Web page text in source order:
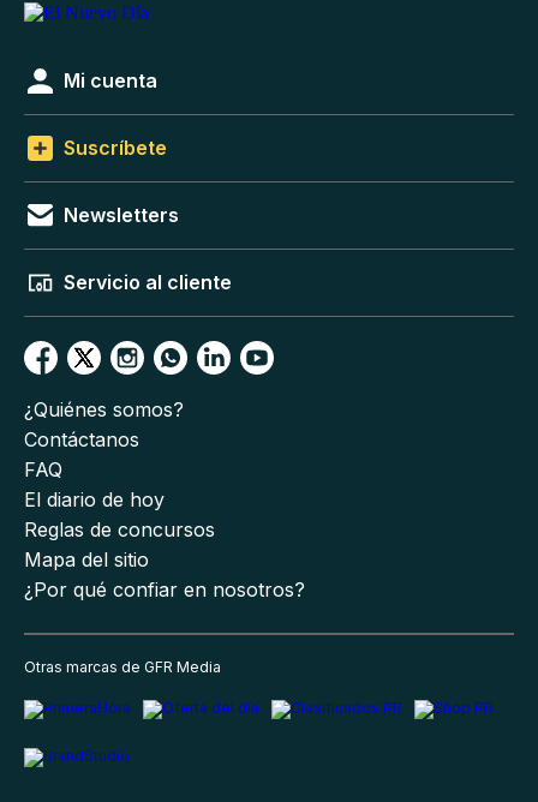
Mi cuenta
Suscríbete
Newsletters
Servicio al cliente
¿Quiénes somos?
Contáctanos
FAQ
El diario de hoy
Reglas de concursos
Mapa del sitio
¿Por qué confiar en nosotros?
Otras marcas de GFR Media